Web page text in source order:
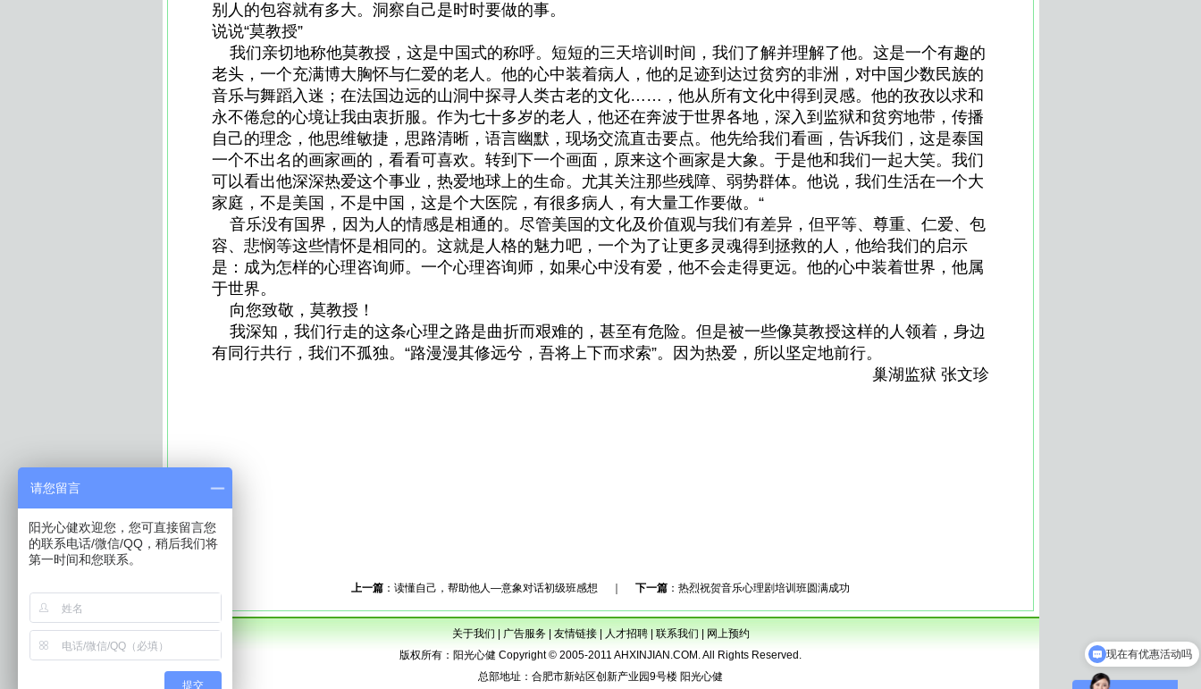
别人的包容就有多大。洞察自己是时时要做的事。
说说“莫教授”
我们亲切地称他莫教授，这是中国式的称呼。短短的三天培训时间，我们了解并理解了他。这是一个有趣的
老头，一个充满博大胸怀与仁爱的老人。他的心中装着病人，他的足迹到达过贫穷的非洲，对中国少数民族的
音乐与舞蹈入迷；在法国边远的山洞中探寻人类古老的文化……，他从所有文化中得到灵感。他的孜孜以求和
永不倦怠的心境让我由衷折服。作为七十多岁的老人，他还在奔波于世界各地，深入到监狱和贫穷地带，传播
自己的理念，他思维敏捷，思路清晰，语言幽默，现场交流直击要点。他先给我们看画，告诉我们，这是泰国
一个不出名的画家画的，看看可喜欢。转到下一个画面，原来这个画家是大象。于是他和我们一起大笑。我们
可以看出他深深热爱这个事业，热爱地球上的生命。尤其关注那些残障、弱势群体。他说，我们生活在一个大
家庭，不是美国，不是中国，这是个大医院，有很多病人，有大量工作要做。“
音乐没有国界，因为人的情感是相通的。尽管美国的文化及价值观与我们有差异，但平等、尊重、仁爱、包
容、悲悯等这些情怀是相同的。这就是人格的魅力吧，一个为了让更多灵魂得到拯救的人，他给我们的启示
是：成为怎样的心理咨询师。一个心理咨询师，如果心中没有爱，他不会走得更远。他的心中装着世界，他属
于世界。
向您致敬，莫教授！
我深知，我们行走的这条心理之路是曲折而艰难的，甚至有危险。但是被一些像莫教授这样的人领着，身边
有同行共行，我们不孤独。“路漫漫其修远兮，吾将上下而求索”。因为热爱，所以坚定地前行。
巢湖监狱 张文珍
心理热线 心理咨询热线|免费心理咨询热线|远程教育|心理视频|网上学习|心理产品|心理网校|富士康|考前心理|中考|考前营养|抑郁怎么办|焦虑怎么办|失眠
怎么办|自闭症|心理阴影|早恋|儿童的叛逆期|黄石卫|江俊 |李群|案例报告|合肥心理医院|董毅
上一篇 ： 读懂自己，帮助他人—意象对话初级班感想 下一篇 ： 热烈祝贺音乐心理剧培训班圆满成功
关于我们 广告服务| 友情链接| 人才招聘| 联系我们
网上预约
版权所有：阳光心健 Copyright © 2005-2011 AHXINJIAN.COM. All Rights Reserved.
总部地址：合肥市新站区创新产业园9号楼 阳光心健
现在有优惠活动吗
请您留言
阳光心健欢迎您，您可直接留言您
的联系电话/微信/QQ，稍后我们将
第一时间和您联系。
提交